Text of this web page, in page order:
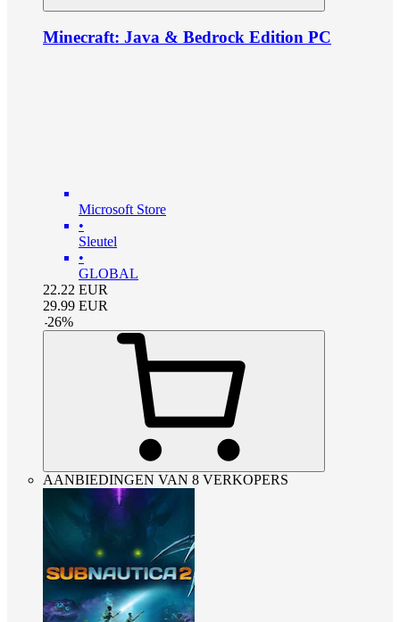
Minecraft: Java & Bedrock Edition PC
Microsoft Store
•
Sleutel
•
GLOBAL
22.22 EUR
29.99 EUR
-26%
AANBIEDINGEN VAN 8 VERKOPERS